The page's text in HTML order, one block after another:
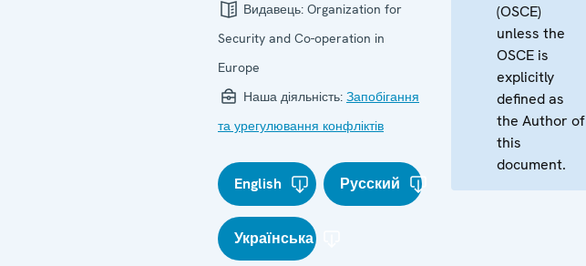
Видавець: Organization for
Security and Co-operation in
Europe
Наша діяльність: Запобігання
та урегулювання конфліктів
English Русский
Українська
(OSCE)
unless the
OSCE is
explicitly
defined as
the Author of
this
document.